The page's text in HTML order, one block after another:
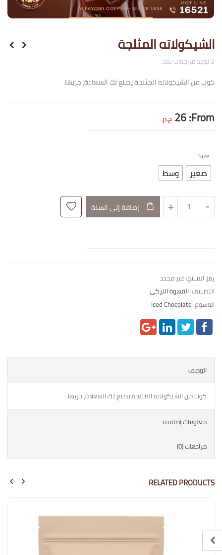
الشيكولاته المثلجة
لا توجد مراجعات بعد.
كوب من الشيكولاته المثلجة يصنع لك السعادة، جربها.
From:
26 ج.م.
Size
صغير وسط
إضافة إلى السلة
رمز المنتج:غير محدد
التصنيف:القهوة التركى
الوسوم: Iced Chocolate
الوصف
كوب من الشيكولاته المثلجة يصنع لك السعادة، جربها.
معلومات إضافية
مراجعات (0)
RELATED PRODUCTS